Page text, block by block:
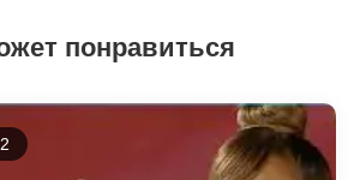
понравиться